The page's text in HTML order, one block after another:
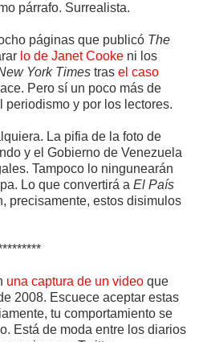
párrafo. Surrealista.
páginas que publicó The
lo de Janet Cooke ni los
York Times tras el caso
Pero sí un poco más de
periodismo y por los lectores.
La pifia de la foto de
y el Gobierno de Venezuela
Tampoco lo ningunearán
Lo que convertirá a El País
precisamente, estos disimulos
una captura de un video que
2008. Escuece aceptar estas
tu comportamiento se
Está de moda entre los diarios